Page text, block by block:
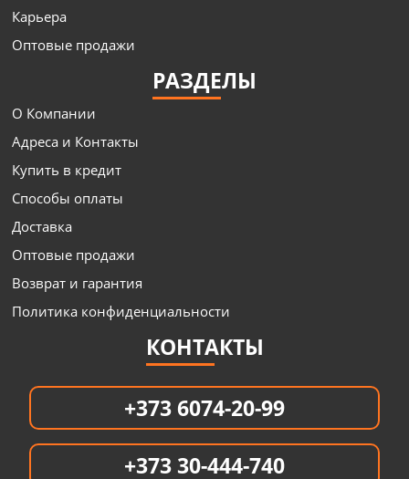
Карьера
Оптовые продажи
РАЗДЕЛЫ
О Компании
Адреса и Контакты
Купить в кредит
Способы оплаты
Доставка
Оптовые продажи
Возврат и гарантия
Политика конфиденциальности
КОНТАКТЫ
+373 6074-20-99
+373 30-444-740